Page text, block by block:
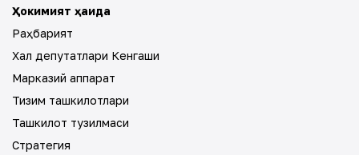
Ҳокимият ҳақида
Раҳбарият
Халқ депутатлари Кенгаши
Марказий аппарат
Тизим ташкилотлари
Ташкилот тузилмаси
Стратегия